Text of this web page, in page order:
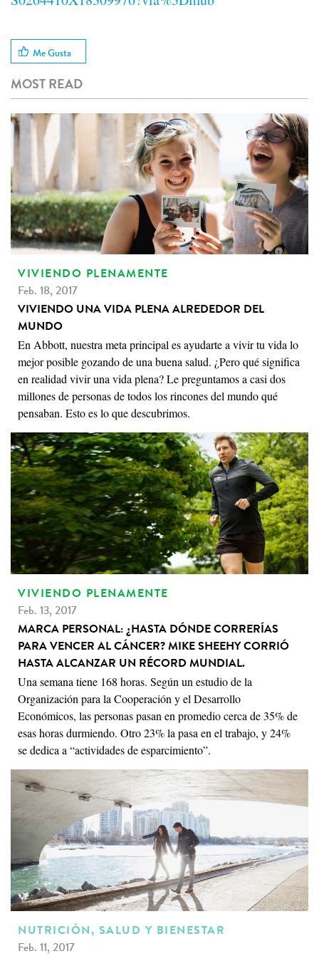
Me Gusta
MOST READ
VIVIENDO PLENAMENTE
Feb. 18, 2017
VIVIENDO UNA VIDA PLENA ALREDEDOR DEL
MUNDO
En Abbott, nuestra meta principal es ayudarte a vivir tu vida lo
mejor posible gozando de una buena salud. ¿Pero qué significa
en realidad vivir una vida plena? Le preguntamos a casi dos
millones de personas de todos los rincones del mundo qué
pensaban. Esto es lo que descubrimos.
VIVIENDO PLENAMENTE
Feb. 13, 2017
MARCA PERSONAL: ¿HASTA DÓNDE CORRERÍAS
PARA VENCER AL CÁNCER? MIKE SHEEHY CORRIÓ
HASTA ALCANZAR UN RÉCORD MUNDIAL.
Una semana tiene 168 horas. Según un estudio de la
Organización para la Cooperación y el Desarrollo
Económicos, las personas pasan en promedio cerca de 35% de
esas horas durmiendo. Otro 23% la pasa en el trabajo, y 24%
se dedica a “actividades de esparcimiento”.
NUTRICIÓN, SALUD Y BIENESTAR
Feb. 11, 2017